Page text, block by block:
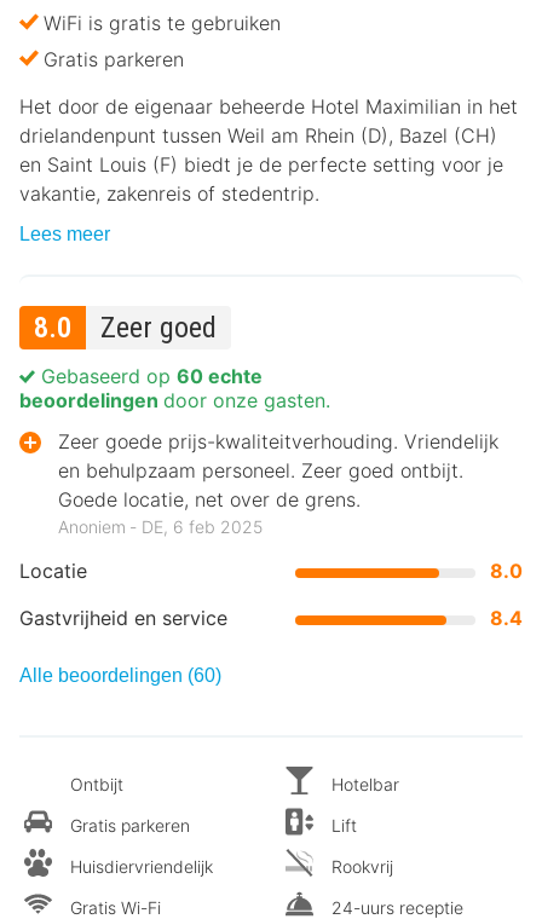
WiFi is gratis te gebruiken
Gratis parkeren
Het door de eigenaar beheerde Hotel Maximilian in het
drielandenpunt tussen Weil am Rhein (D), Bazel (CH)
en Saint Louis (F) biedt je de perfecte setting voor je
vakantie, zakenreis of stedentrip.
Lees meer
8.0 Zeer goed
Locatie
8.0
Gastvrijheid en service
8.4
Gebaseerd op 60 echte
beoordelingen door onze gasten.
Zeer goede prijs-kwaliteitverhouding. Vriendelijk
en behulpzaam personeel. Zeer goed ontbijt.
Goede locatie, net over de grens.
Anoniem ‐ DE, 6 feb 2025
Alle beoordelingen (60)
Ontbijt
Gratis parkeren
Huisdiervriendelijk
Gratis Wi-Fi
Hotelbar
Lift
Rookvrij
24-uurs receptie